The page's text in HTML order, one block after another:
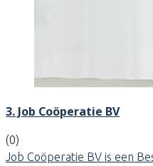
3. Job Coöperatie BV
(0)
Job Coöperatie BV is een